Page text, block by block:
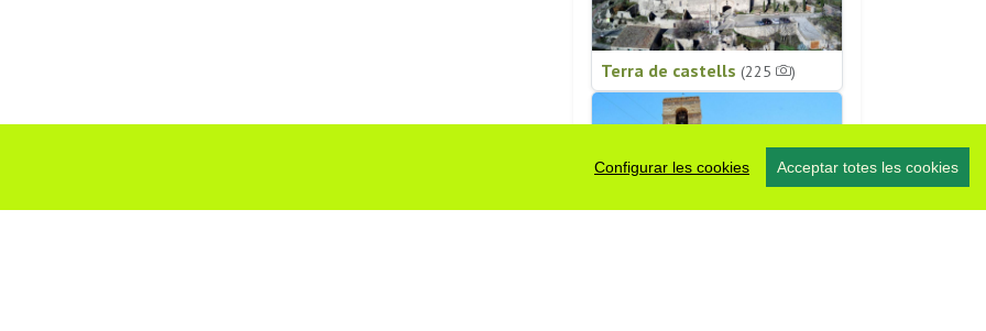
Configurar les cookies Acceptar totes les cookies
Terra de castells (225 )